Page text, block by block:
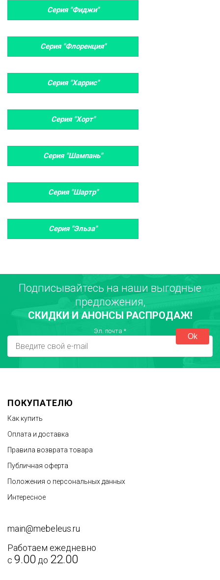
Серия "Фиджи"
Серия "Флоренция"
Серия "Харрис"
Серия "Хорт"
Серия "Шампань"
Серия "Шартр"
Серия "Эльза"
Подписывайтесь на наши выгодные
предложения,
СКИДКИ И АНОНСЫ РАСПРОДАЖ!
Эл. почта *
ПОКУПАТЕЛЮ
Как купить
Оплата и доставка
Правила возврата товара
Публичная оферта
Положения о персональных данных
Интересное
main@mebeleus.ru
Работаем ежедневно
с 9.00 до 22.00